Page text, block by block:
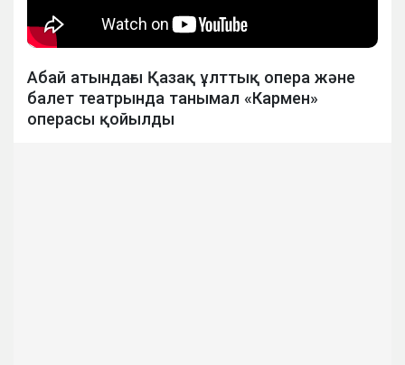
Абай атындағы Қазақ ұлттық опера және
балет театрында танымал «Кармен»
операсы қойылды